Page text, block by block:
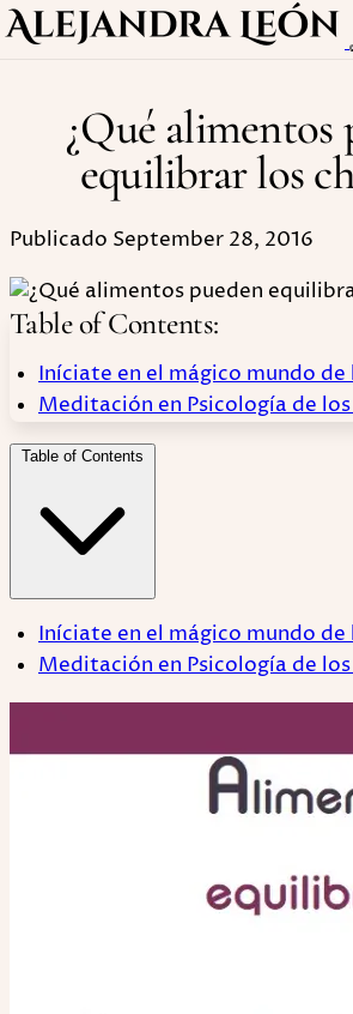
¿Qué alimentos
equilibrar los
Publicado September 28, 2016
Table of Contents:
Iníciate en el mágico mundo de
Meditación en Psicología de
Table of Contents
Iníciate en el mágico mundo de
Meditación en Psicología de